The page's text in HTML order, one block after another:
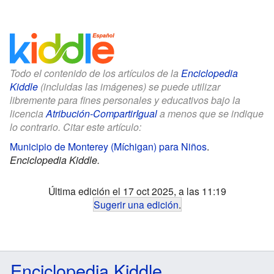
Todo el contenido de los artículos de la Enciclopedia
Kiddle (incluidas las imágenes) se puede utilizar
libremente para fines personales y educativos bajo la
licenciaAtribución-CompartirIguala menos que se indique
lo contrario. Citar este artículo:
Municipio de Monterey (Míchigan) para Niños.
Enciclopedia Kiddle.
Última edición el 17 oct 2025, a las 11:19
Sugerir una edición.